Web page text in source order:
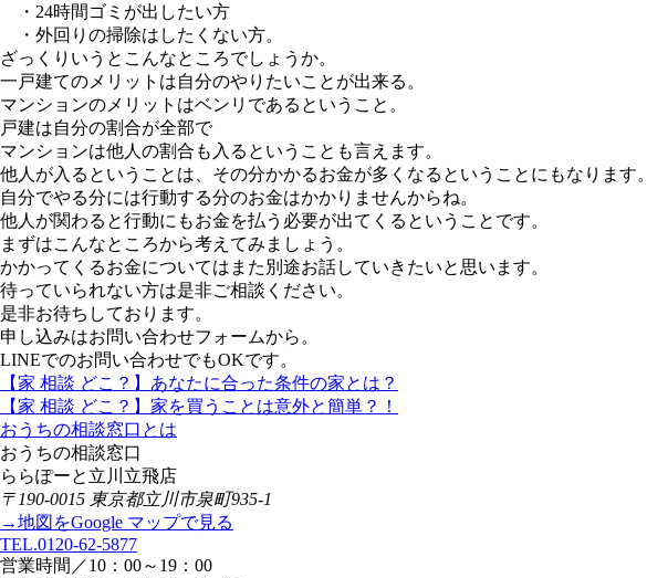
・24時間ゴミが出したい方
・外回りの掃除はしたくない方。
ざっくりいうとこんなところでしょうか。
一戸建てのメリットは自分のやりたいことが出来る。
マンションのメリットはベンリであるということ。
戸建は自分の割合が全部で
マンションは他人の割合も入るということも言えます。
他人が入るということは、その分かかるお金が多くなるということにもなります。
自分でやる分には行動する分のお金はかかりませんからね。
他人が関わると行動にもお金を払う必要が出てくるということです。
まずはこんなところから考えてみましょう。
かかってくるお金についてはまた別途お話していきたいと思います。
待っていられない方は是非ご相談ください。
是非お待ちしております。
申し込みはお問い合わせフォームから。
LINEでのお問い合わせでもOKです。
【家 相談 どこ？】あなたに合った条件の家とは？
【家 相談 どこ？】家を買うことは意外と簡単？！
おうちの相談窓口とは
おうちの相談窓口
ららぽーと立川立飛店
〒190-0015 東京都立川市泉町935-1
→地図をGoogle マップで見る
TEL.0120-62-5877
営業時間／10：00～19：00